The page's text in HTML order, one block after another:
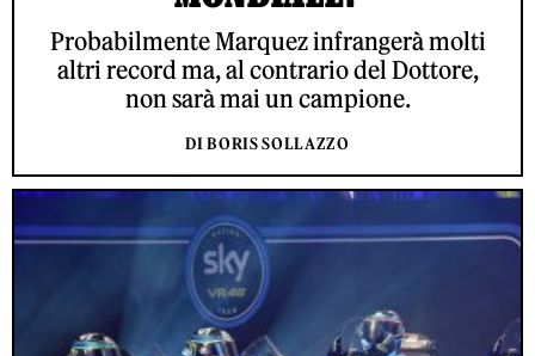
Probabilmente Marquez infrangerà molti
altri record ma, al contrario del Dottore,
non sarà mai un campione.
DI BORIS SOLLAZZO